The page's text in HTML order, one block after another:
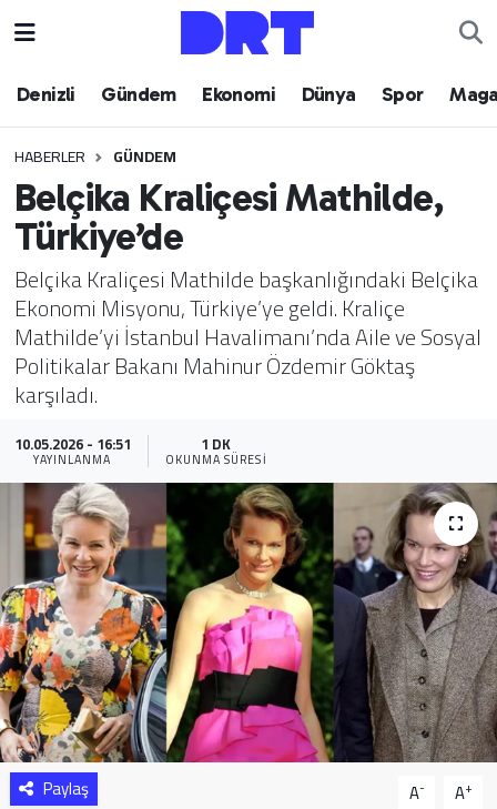
Denizli Gündem Ekonomi Dünya Spor
HABERLER GÜNDEM
Belçika Kraliçesi Mathilde,
Türkiye’de
Belçika Kraliçesi Mathilde başkanlığındaki Belçika
Ekonomi Misyonu, Türkiye’ye geldi. Kraliçe
Mathilde’yi İstanbul Havalimanı’nda Aile ve Sosyal
Politikalar Bakanı Mahinur Özdemir Göktaş
karşıladı.
10.05.2026 - 16:51
YAYINLANMA
1 DK
OKUNMA SÜRESI
Paylaş A- A+
Denizli
Gündem
Ekonomi
Dünya
Spor
Magazin
Yaşam
Sağlık
Yazarlar
Resmi İlan
Resmi Reklam
Hava Durumu
Trafik Durumu
Puan Durumu ve Fikstür
Tüm Manşetler
Son Dakika Haberleri
Haber Arşivi